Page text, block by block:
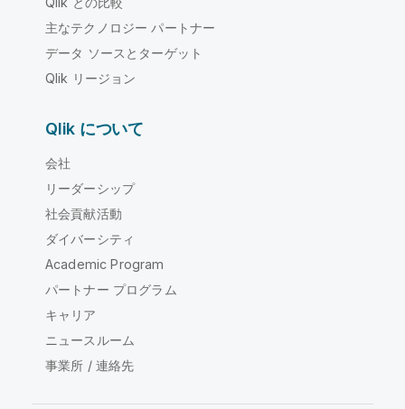
主なテクノロジー パートナー
データ ソースとターゲット
Qlik リージョン
Qlik について
会社
リーダーシップ
社会貢献活動
ダイバーシティ
Academic Program
パートナー プログラム
キャリア
ニュースルーム
事業所 / 連絡先